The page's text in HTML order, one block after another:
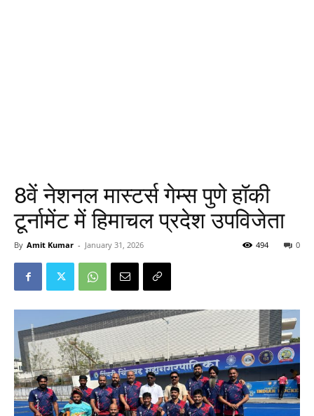
8वें नेशनल मास्टर्स गेम्स पुणे हॉकी
टूर्नामेंट में हिमाचल प्रदेश उपविजेता
By Amit Kumar - January 31, 2026 0
494